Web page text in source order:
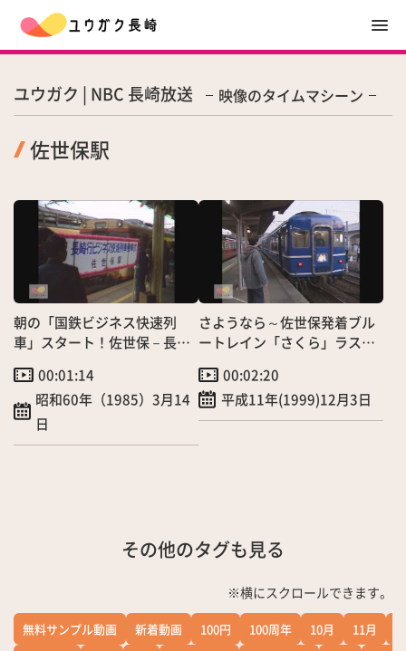
ユウガク | NBC 長崎放送 映像のタイムマシーン
佐世保駅
朝の「国鉄ビジネス快速列
車」スタート！佐世保－長崎
に好評00:01:14
昭和60年（1985）3月14
日
さようなら～佐世保発着ブル
ートレイン「さくら」ラスト
00:02:20
平成11年(1999)12月3日
その他のタグも見る
※横にスクロールできます。
無料サンプル動画 新着動画 100円 100周年 10月 11月